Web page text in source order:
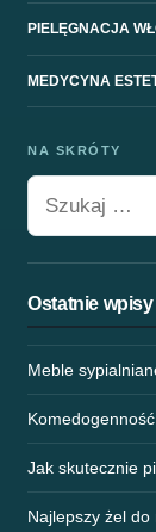
PIELĘGNACJA
MEDYCYNA
NA SKRÓTY
Ostatnie wpisy
Meble
Jak skutecznie
Najlepszy żel do